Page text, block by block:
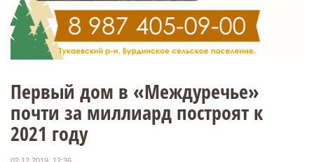
Первый дом в «Междуречье»
почти за миллиард построят к
2021 году